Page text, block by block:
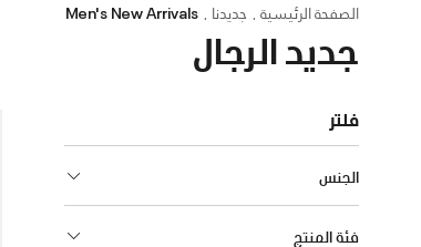
الصفحة الرئيسية جديدنا Men's New Arrivals
جديد الرجال
فلتر
الجنس
فئة المنتج